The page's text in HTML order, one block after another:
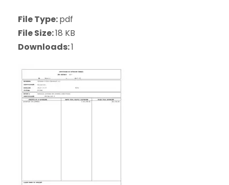
File Type:pdf
File Size:18 KB
Downloads:1